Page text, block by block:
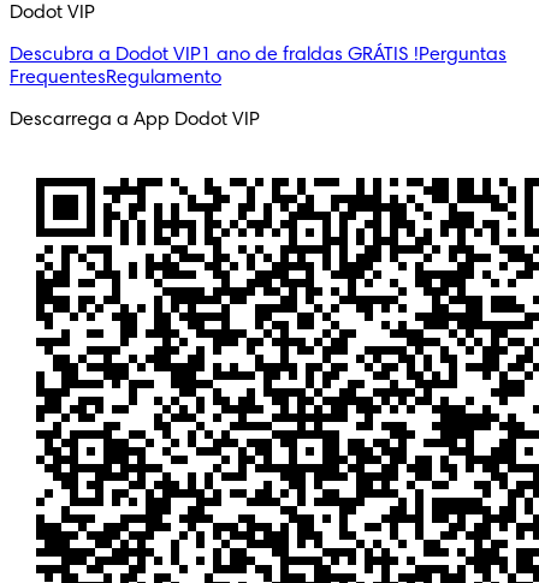
Dodot VIP
Descubra a Dodot VIP1 ano de fraldas GRÁTIS !Perguntas
FrequentesRegulamento
Descarrega a App Dodot VIP